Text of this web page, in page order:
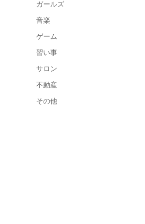
ガールズ
音楽
ゲーム
習い事
サロン
不動産
その他